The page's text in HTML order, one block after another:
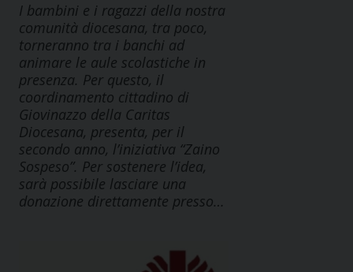
I bambini e i ragazzi della nostra
comunità diocesana, tra poco,
torneranno tra i banchi ad
animare le aule scolastiche in
presenza. Per questo, il
coordinamento cittadino di
Giovinazzo della Caritas
Diocesana, presenta, per il
secondo anno, l’iniziativa “Zaino
Sospeso”. Per sostenere l’idea,
sarà possibile lasciare una
donazione direttamente presso…